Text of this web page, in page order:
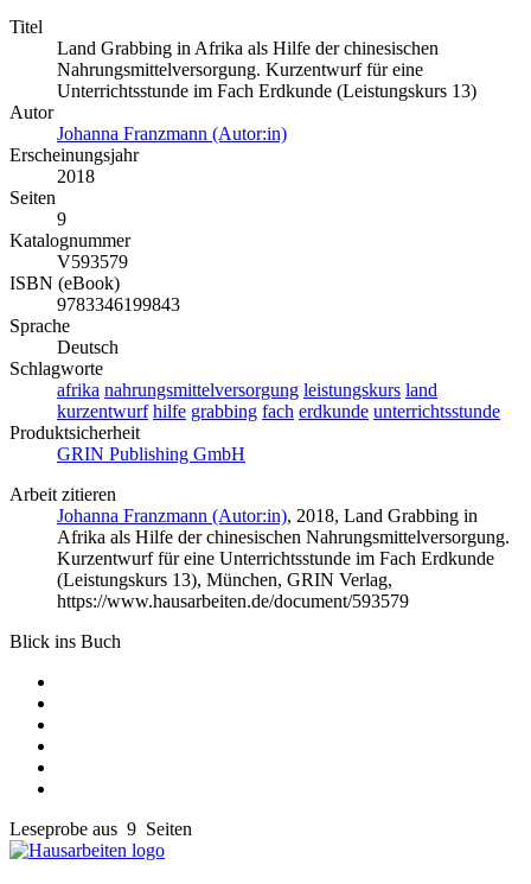
Titel
Land Grabbing in Afrika als Hilfe der chinesischen
Nahrungsmittelversorgung. Kurzentwurf für eine
Unterrichtsstunde im Fach Erdkunde (Leistungskurs 13)
Autor
Johanna Franzmann (Autor:in)
Erscheinungsjahr
2018
Seiten
9
Katalognummer
V593579
ISBN (eBook)
9783346199843
Sprache
Deutsch
Schlagworte
afrika nahrungsmittelversorgung leistungskurs land
kurzentwurf hilfe grabbing fach erdkunde unterrichtsstunde
Produktsicherheit
GRIN Publishing GmbH
Arbeit zitieren
Johanna Franzmann (Autor:in), 2018, Land Grabbing in
Afrika als Hilfe der chinesischen Nahrungsmittelversorgung.
Kurzentwurf für eine Unterrichtsstunde im Fach Erdkunde
(Leistungskurs 13), München, GRIN Verlag,
https://www.hausarbeiten.de/document/593579
Blick ins Buch
Leseprobe aus 9 Seiten